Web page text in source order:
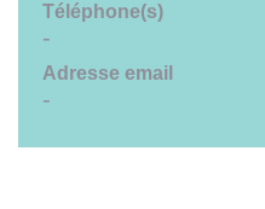
Téléphone(s)
-
Adresse email
-